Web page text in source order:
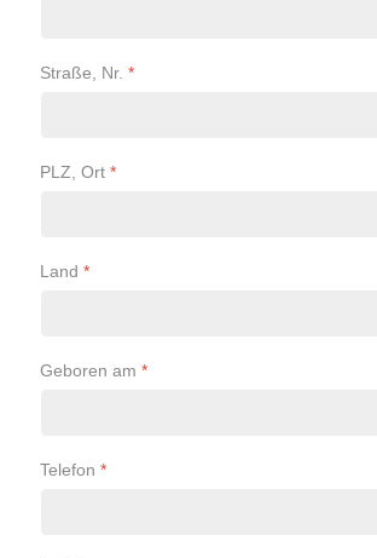
Straße, Nr. *
PLZ, Ort *
Land *
Geboren am *
Telefon *